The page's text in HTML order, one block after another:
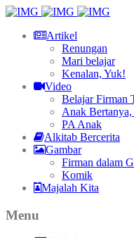
Artikel
Renungan
Mari belajar
Kenalan, Yuk!
Video
Belajar Firman
Anak
PA Anak
Alkitab Bercerita
Gambar
Firman dalam
Komik
Majalah Kita
Menu